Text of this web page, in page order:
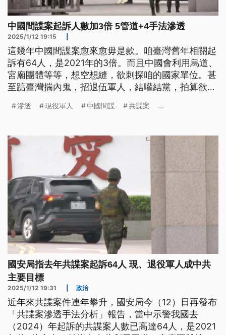
中國間諜案起訴人數加3倍 5管道+4手法滲透
2025/1/12 19:15
這幾年中國間諜案愈來愈毋是款。咱臺灣舊年相關起
訴有64人，是2021年的3倍。而且中國會利用烏道、
宮廟團體等等，想空想縫，欲刺探咱的國家單位。甚
至踮臺灣揣內鬼，招退伍軍人，結嚾結黨，拍算欲攻
滲透 現役軍人 中國間諜 共諜案 ...
國安局指去年共諜案起訴64人 現、退役軍人成中共
主要目標
2025/1/12 19:31 政治
近年來共諜案件連年攀升，國安局今（12）日再發布
「共諜案滲透手法分析」報告，當中示警我國去
（2024）年起訴的共諜案人數已高達64人，是2021